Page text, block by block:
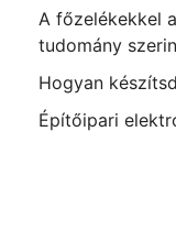
A főzelékekkel
tudomány
Hogyan
Építőipari